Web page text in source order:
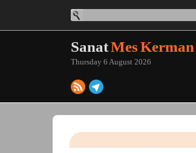
SanatMes Kerman
Thursday 6 August 2026